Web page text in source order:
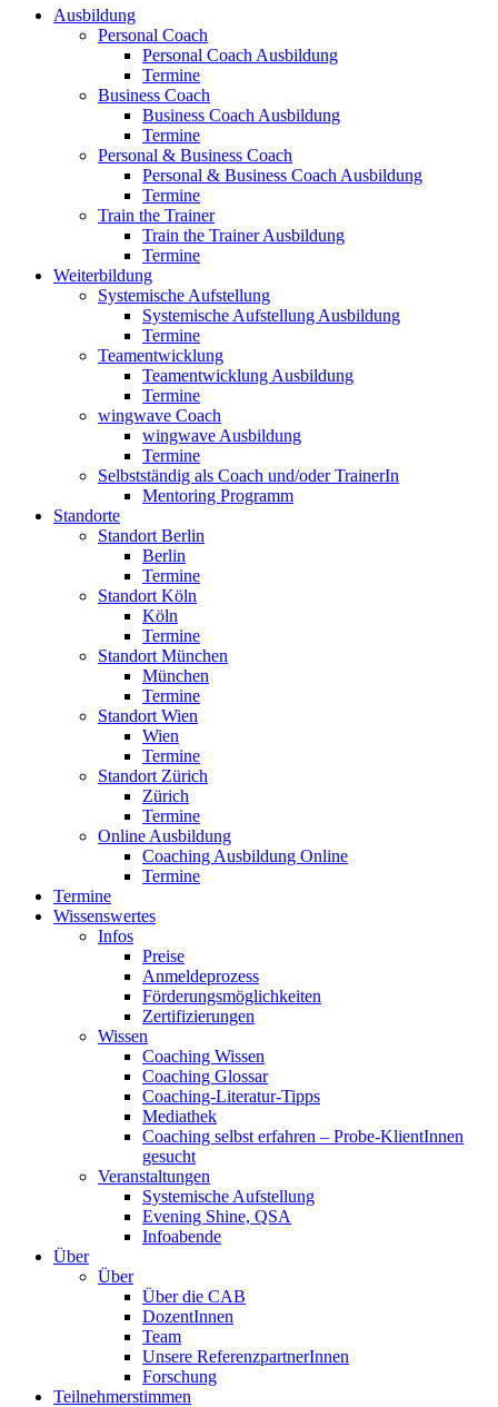
Ausbildung
Personal Coach
Personal Coach Ausbildung
Termine
Business Coach
Business Coach Ausbildung
Termine
Personal & Business Coach
Personal & Business Coach Ausbildung
Termine
Train the Trainer
Train the Trainer Ausbildung
Termine
Weiterbildung
Systemische Aufstellung
Systemische Aufstellung Ausbildung
Termine
Teamentwicklung
Teamentwicklung Ausbildung
Termine
wingwave Coach
wingwave Ausbildung
Termine
Selbstständig als Coach und/oder TrainerIn
Mentoring Programm
Standorte
Standort Berlin
Berlin
Termine
Standort Köln
Köln
Termine
Standort München
München
Termine
Standort Wien
Wien
Termine
Standort Zürich
Zürich
Termine
Online Ausbildung
Coaching Ausbildung Online
Termine
Termine
Wissenswertes
Infos
Preise
Anmeldeprozess
Förderungsmöglichkeiten
Zertifizierungen
Wissen
Coaching Wissen
Coaching Glossar
Coaching-Literatur-Tipps
Mediathek
Coaching selbst erfahren – Probe-KlientInnen
gesucht
Veranstaltungen
Systemische Aufstellung
Evening Shine, QSA
Infoabende
Über
Über
Über die CAB
DozentInnen
Team
Unsere ReferenzpartnerInnen
Forschung
Teilnehmerstimmen